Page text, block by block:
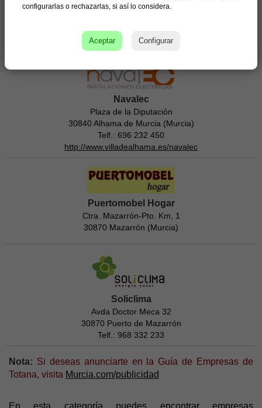
Climatización en otros
Navalec
Plaza de la Diputación
30840 Alhama de Murcia (Murcia)
Telf.: 696 232 450
http://www.villadealhama.es/navalec
Puertomobel Hogar
Ctra. Mazarrón-Pto. Km, 1
30870 Mazarrón (Murcia)
Soliclima
Avda Doctor Meca 32
30870 Puerto de Mazarrón
Telf.: 968 332 233
Nota: Si deseas anunciarte en la Guía de Empresas de
Totana, visita Murcia.com/publicidad
En esta categoría puedes encontrar empresas
configurarlas o rechazarlas, si así lo considera.
Aceptar Configurar